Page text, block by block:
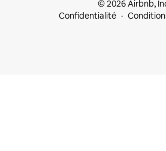
© 2026 Airbnb,
Confidentialité